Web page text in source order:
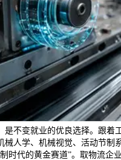
是不变就业的优良选择。跟着
械人学、机械视觉、活动节制
时代的黄金赛道”。取物流企